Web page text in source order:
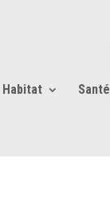
Habitat Santé